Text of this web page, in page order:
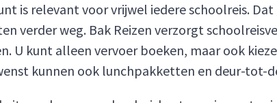
is relevant voor vrijwel iedere schoolreis.
verder weg. Bak Reizen verzorgt
U kunt alleen vervoer boeken, maar ook
kunnen ook lunchpakketten en deur-tot-